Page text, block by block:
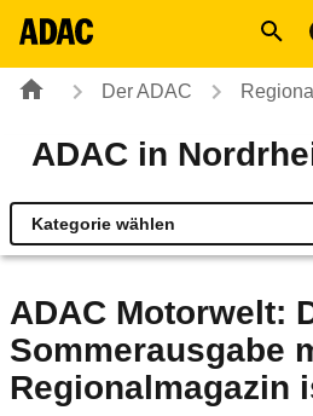
Der ADAC
ADAC in
Kategorie wählen
Rund ums Fahrzeug
ADAC Motorwelt:
Sommerausgabe
Regionalmagazin